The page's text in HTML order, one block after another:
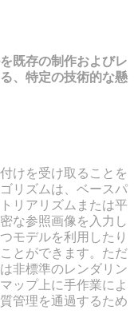
既存の制作およびレ
、特定の技術的な懸
けを受け取ることを
リズムは、ベースパ
リアリズムまたは平
な参照画像を入力し
モデルを利用したり
とができます。ただ
非標準のレンダリン
ップ上に手作業によ
管理を通過するため